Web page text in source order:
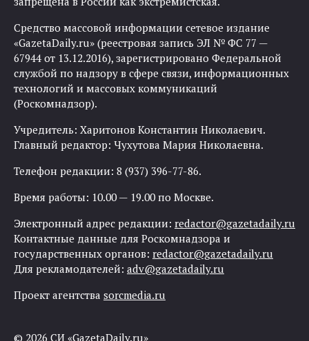
Средство массовой информации сетевое издание
«GazetaDaily.ru» (реестровая запись ЭЛ № ФС 77 —
67944 от 13.12.2016), зарегистрировано Федеральной
службой по надзору в сфере связи, информационных
технологий и массовых коммуникаций
(Роскомнадзор).
Учредитель: Харитонов Константин Николаевич.
Главный редактор: Чухутова Мария Николаевна.
Телефон редакции: 8 (937) 396-77-86.
Время работы: 10.00 — 19.00 по Москве.
Электронный адрес редакции: redactor@gazetadaily.ru
Контактные данные для Роскомнадзора и
государственных органов: redactor@gazetadaily.ru
Для рекламодателей: adv@gazetadaily.ru
Проект агентства sorcmedia.ru
© 2026 СИ «GazetaDaily.ru»